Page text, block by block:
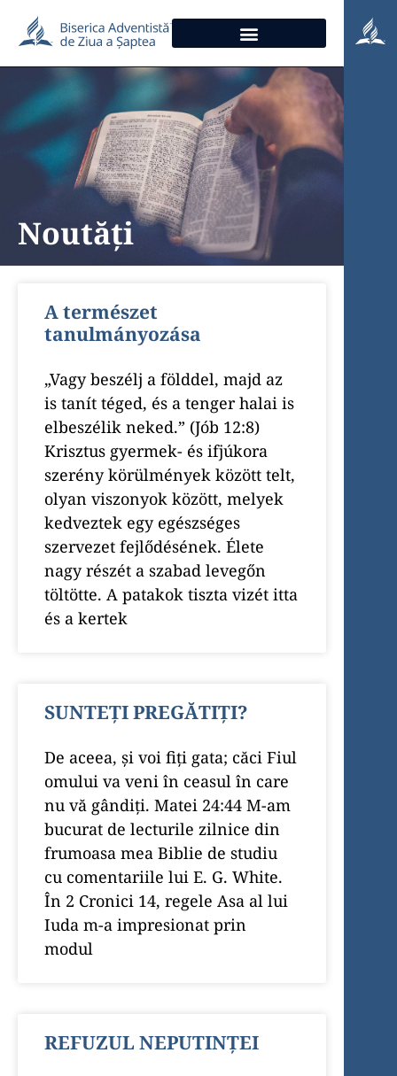
Noutăți
A természet
tanulmányozása
„Vagy beszélj a földdel, majd az
is tanít téged, és a tenger halai is
elbeszélik neked.” (Jób 12:8)
Krisztus gyermek- és ifjúkora
szerény körülmények között telt,
olyan viszonyok között, melyek
kedveztek egy egészséges
szervezet fejlődésének. Élete
nagy részét a szabad levegőn
töltötte. A patakok tiszta vizét itta
és a kertek
SUNTEȚI PREGĂTIȚI?
De aceea, și voi fiți gata; căci Fiul
omului va veni în ceasul în care
nu vă gândiți. Matei 24:44 M-am
bucurat de lecturile zilnice din
frumoasa mea Biblie de studiu
cu comentariile lui E. G. White.
În 2 Cronici 14, regele Asa al lui
Iuda m-a impresionat prin
modul
REFUZUL NEPUTINȚEI